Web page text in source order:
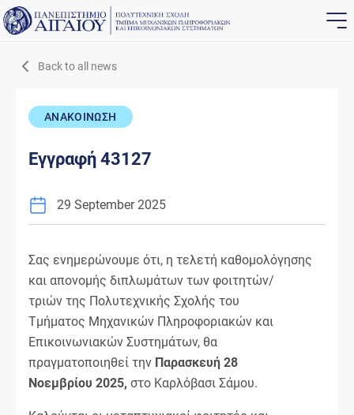
Back to all news
ΑΝΑΚΟΙΝΩΣΗ
Εγγραφή 43127
29 September 2025
Σας ενημερώνουμε ότι, η τελετή καθομολόγησης
και απονομής διπλωμάτων των φοιτητών/
τριών της Πολυτεχνικής Σχολής του
Τμήματος Μηχανικών Πληροφοριακών και
Επικοινωνιακών Συστημάτων, θα
πραγματοποιηθεί την Παρασκευή 28
Νοεμβρίου 2025, στο Καρλόβασι Σάμου.